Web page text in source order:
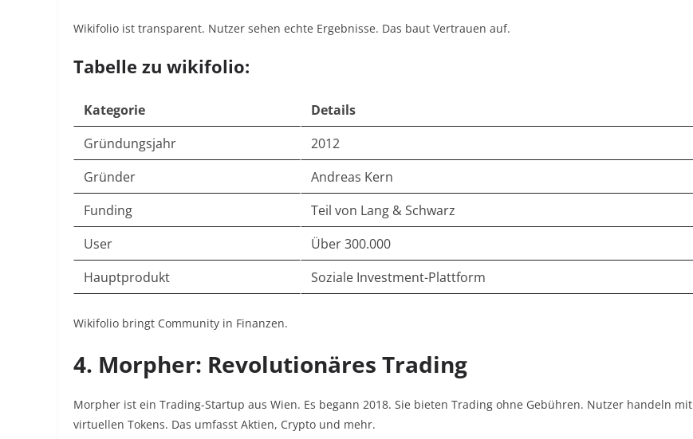
Wikifolio ist transparent. Nutzer sehen echte Ergebnisse. Das baut Vertrauen auf.
Tabelle zu wikifolio:
Kategorie
Details
Gründungsjahr
2012
Gründer
Andreas Kern
Funding
Teil von Lang & Schwarz
User
Über 300.000
Hauptprodukt
Soziale Investment-Plattform
Wikifolio bringt Community in Finanzen.
4. Morpher: Revolutionäres Trading
Morpher ist ein Trading-Startup aus Wien. Es begann 2018. Sie bieten Trading ohne Gebühren. Nutzer handeln mit
virtuellen Tokens. Das umfasst Aktien, Crypto und mehr.